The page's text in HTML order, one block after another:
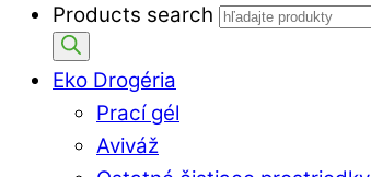
Products search
Eko Drogéria
Prací gél
Aviváž